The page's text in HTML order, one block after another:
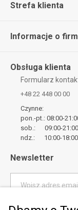
Strefa klienta
Informacje o
Obsługa klienta
Formularz
+48 22 448 00 00
Czynne:
pon.-pt.: 08:00-
sob.: 09:00-21:00
ndz.: 10:00-18:00
Newsletter
Wpisz adres